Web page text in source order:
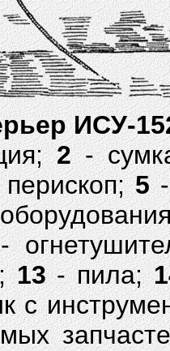
ИСУ-
2-
5-
13- пила;
с